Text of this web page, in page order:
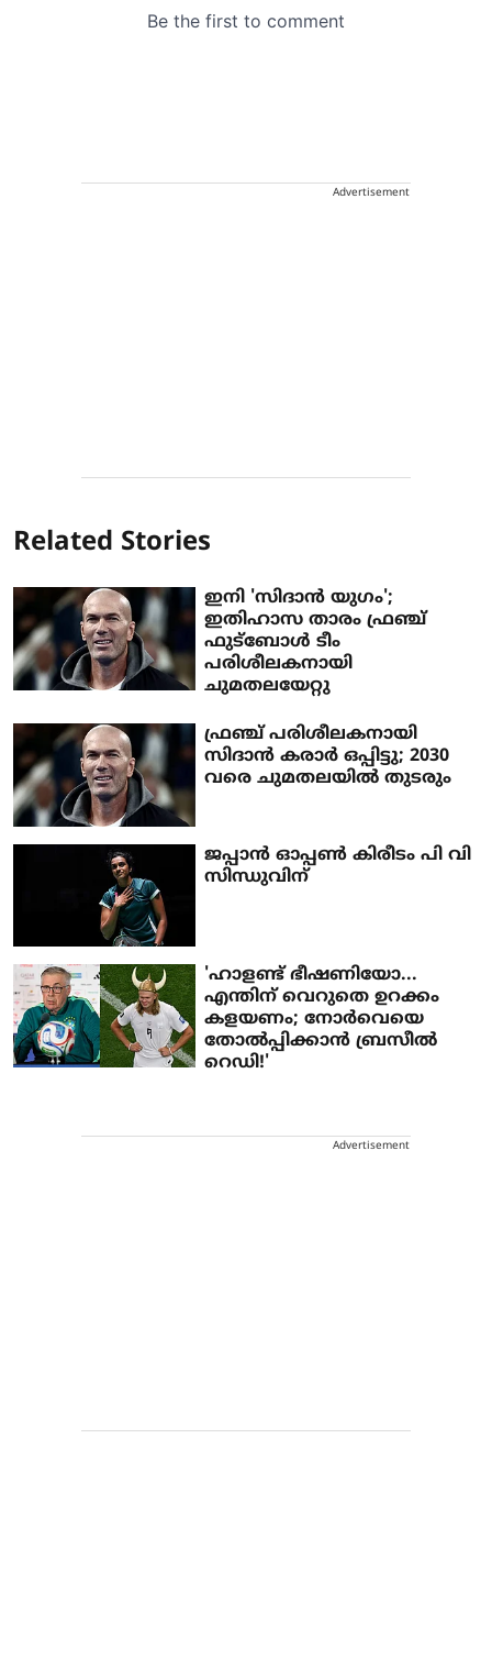
Advertisement
Related Stories
ഇനി 'സിദാന്‍ യുഗം';
ഇതിഹാസ താരം ഫ്രഞ്ച്
ഫുട്‌ബോള്‍ ടീം
പരിശീലകനായി
ചുമതലയേറ്റു
ഫ്രഞ്ച് പരിശീലകനായി
സിദാന്‍ കരാര്‍ ഒപ്പിട്ടു; 2030
വരെ ചുമതലയില്‍ തുടരും
ജപ്പാന്‍ ഓപ്പണ്‍ കിരീടം പി വി
സിന്ധുവിന്
'ഹാളണ്ട് ഭീഷണിയോ...
എന്തിന് വെറുതെ ഉറക്കം
കളയണം; നോർവെയെ
തോൽപ്പിക്കാൻ ബ്രസീൽ
റെഡി!'
Advertisement